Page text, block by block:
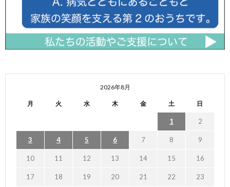
2026年8月
月 火 水 木 金 土 日
1 2
3 4 5 6 7 8 9
10 11 12 13 14 15 16
17 18 19 20 21 22 23